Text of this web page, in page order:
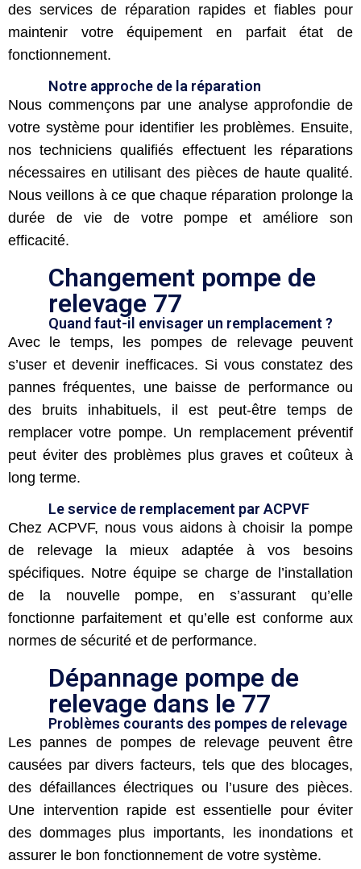
des services de réparation rapides et fiables pour
maintenir votre équipement en parfait état de
fonctionnement.
Notre approche de la réparation
Nous commençons par une analyse approfondie de
votre système pour identifier les problèmes. Ensuite,
nos techniciens qualifiés effectuent les réparations
nécessaires en utilisant des pièces de haute qualité.
Nous veillons à ce que chaque réparation prolonge la
durée de vie de votre pompe et améliore son
efficacité.
Changement pompe de
relevage 77
Quand faut-il envisager un remplacement ?
Avec le temps, les pompes de relevage peuvent
s’user et devenir inefficaces. Si vous constatez des
pannes fréquentes, une baisse de performance ou
des bruits inhabituels, il est peut-être temps de
remplacer votre pompe. Un remplacement préventif
peut éviter des problèmes plus graves et coûteux à
long terme.
Le service de remplacement par ACPVF
Chez ACPVF, nous vous aidons à choisir la pompe
de relevage la mieux adaptée à vos besoins
spécifiques. Notre équipe se charge de l’installation
de la nouvelle pompe, en s’assurant qu’elle
fonctionne parfaitement et qu’elle est conforme aux
normes de sécurité et de performance.
Dépannage pompe de
relevage dans le 77
Problèmes courants des pompes de relevage
Les pannes de pompes de relevage peuvent être
causées par divers facteurs, tels que des blocages,
des défaillances électriques ou l’usure des pièces.
Une intervention rapide est essentielle pour éviter
des dommages plus importants, les inondations et
assurer le bon fonctionnement de votre système.